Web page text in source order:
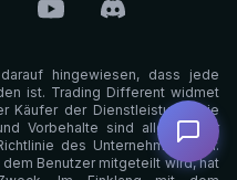
YoutubeDiscord
darauf hingewiesen, dass jede
ist. Trading Different widmet
Käufer der Dienstleistung. Die
Vorbehalte sind allgemeiner
des Unternehmens dar.
Benutzer mitgeteilt wird, hat